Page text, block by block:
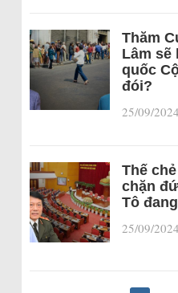
Thăm
Lâm sẽ
quốc
đói?
25/09/2024
Thế
chặn
Tô
25/09/2024